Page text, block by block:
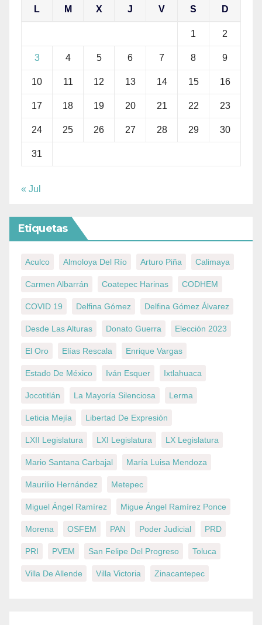
L M X J V S D
1 2
3 4 5 6 7 8 9
10 11 12 13 14 15 16
17 18 19 20 21 22 23
24 25 26 27 28 29 30
31
« Jul
Etiquetas
Aculco Almoloya Del Río Arturo Piña Calimaya
Carmen Albarrán Coatepec Harinas CODHEM
COVID 19 Delfina Gómez Delfina Gómez Álvarez
Desde Las Alturas Donato Guerra Elección 2023
El Oro Elías Rescala Enrique Vargas
Estado De México Iván Esquer Ixtlahuaca
Jocotitlán La Mayoría Silenciosa Lerma
Leticia Mejía Libertad De Expresión
LXII Legislatura LXI Legislatura LX Legislatura
Mario Santana Carbajal María Luisa Mendoza
Maurilio Hernández Metepec
Miguel Ángel Ramírez Migue Ángel Ramírez Ponce
Morena OSFEM PAN Poder Judicial PRD
PRI PVEM San Felipe Del Progreso Toluca
Villa De Allende Villa Victoria Zinacantepec